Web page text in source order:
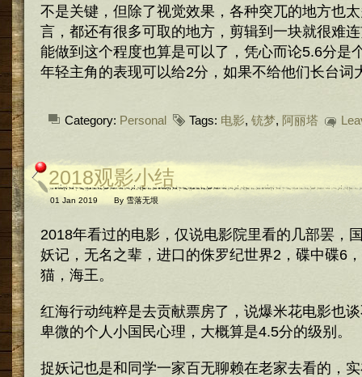
不是关键，但除了视觉效果，各种突兀的地方也
言，都还有很多可取的地方，剪辑到一块就很难
能做到这个程度也算是可以了，凭心而论5.6分是
年轻主角的表现可以给2分，如果不给他们长台词
Category: Personal Tags: 电影, 铳梦, 阿丽塔
2018观影小结
01 Jan 2019 By 雪落无垠
2018年看过的电影，仅说电影院里看的几部罢，
妖记，无名之辈，进口的侏罗纪世界2，碟中碟6
猫，海王。
红海行动纯粹是去贡献票房了，说爆米花电影也
卑微的个人小国民心理，大概算是4.5分的级别。
捉妖记也是和同学一家百无聊赖在老家去看的，